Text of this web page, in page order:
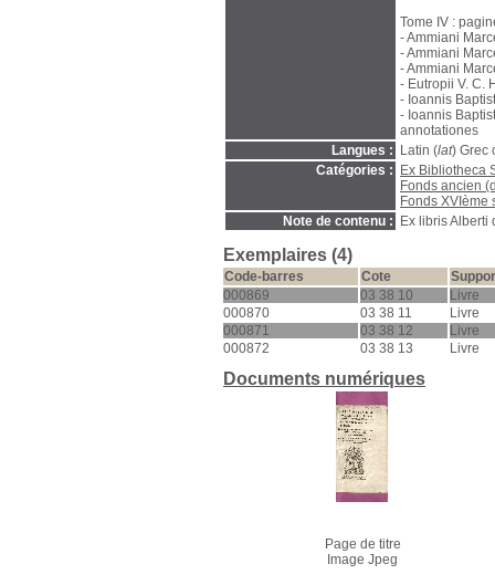
Tome IV :
- Ammiani
- Ammiani
- Ammiani
- Eutropii V. C.
- Ioannis
- Ioannis
annotationes
Langues :
Latin (lat) Grec
Catégories :
Ex Bibliotheca
Fonds ancien
Fonds XVIème
Note de contenu :
Ex libris
Exemplaires (4)
Code-barres Cote
000869
03 38 10
Livre
000870
03 38 11
Livre
000871
03 38 12
Livre
000872
03 38 13 Livre
Documents numériques
Page de titre
Image Jpeg